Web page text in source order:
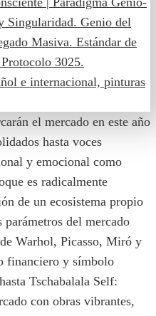
el mercado en este año
hasta voces
y emocional como
es radicalmente
de un ecosistema propio
parámetros del mercado
Warhol, Picasso, Miró y
financiero y símbolo
Tschabalala Self:
con obras vibrantes,